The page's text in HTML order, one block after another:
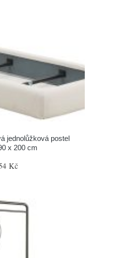
jednolůžková postel
x 200 cm
Kč